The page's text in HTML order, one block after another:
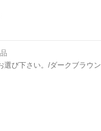
選び下さい。/ダークブラウン